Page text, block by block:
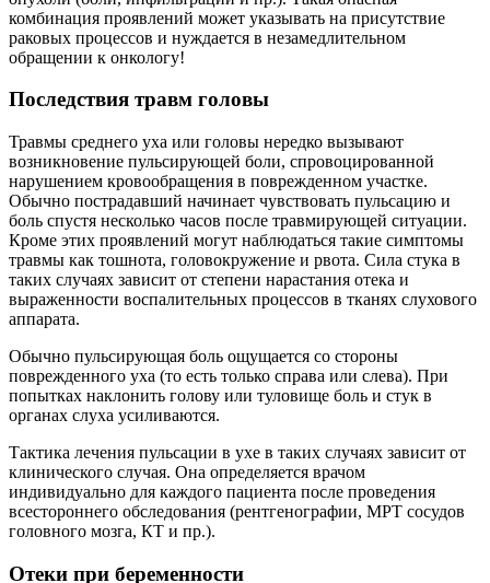
Обычно пульсирующая боль ощущается со стороны
поврежденного уха (то есть только справа или слева). При
попытках наклонить голову или туловище боль и стук в
органах слуха усиливаются.
Тактика лечения пульсации в ухе в таких случаях зависит от
индивидуально для каждого пациента после проведения
всестороннего обследования (рентгенографии, МРТ сосудов
головного мозга, КТ и пр.).
Отеки при беременности
При нормальном протекании беременности шум и пульсация
в ушах не появляются. Однако если вынашивание плода
сопровождается возникновением отеков, вызванных
нарушением водно-солевого обмена, то ткани внутреннего и
среднего уха так же отекают и женщина ощущает стук в ушах.
Для устранения такого неприятного симптома женщине могут
рекомендоваться некоторые консервативные методики для
предупреждения развития отеков. В связи с тем, что она
беременна, врач обычно не рекомендует прием лекарственных
средств, которые могут оказывать негативное воздействие на
будущего ребенка и отдает предпочтение назначению
фитопрепаратов (например, трав, обладающих мягким
мочегонным эффектом).
Другие причины